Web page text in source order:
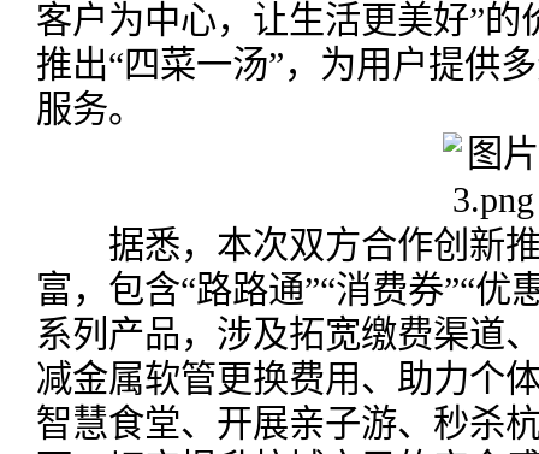
客户为中心，让生活更美好”
推出“四菜一汤”，为用户提供
服务。
据悉，本次双方合作创新推
富，包含“路路通”“消费券”“优
系列产品，涉及拓宽缴费渠道
减金属软管更换费用、助力个
智慧食堂、开展亲子游、秒杀